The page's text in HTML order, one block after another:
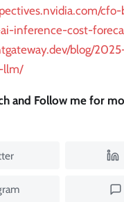
inference-cost-
blog/
llm/
and Follow me for